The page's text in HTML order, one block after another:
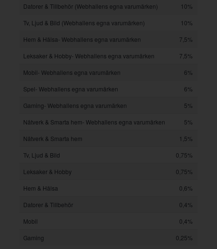
Datorer & Tillbehör (Webhallens egna varumärken)
10%
Tv, Ljud & Bild (Webhallens egna varumärken)
10%
Hem & Hälsa- Webhallens egna varumärken
7,5%
Leksaker & Hobby- Webhallens egna varumärken
7,5%
Mobil- Webhallens egna varumärken
6%
Spel- Webhallens egna varumärken
6%
Gaming- Webhallens egna varumärken
5%
Nätverk & Smarta hem- Webhallens egna varumärken
5%
Nätverk & Smarta hem
1,5%
Tv, Ljud & Bild
0,75%
Leksaker & Hobby
0,75%
Hem & Hälsa
0,6%
Datorer & Tillbehör
0,4%
Mobil
0,4%
Gaming
0,25%